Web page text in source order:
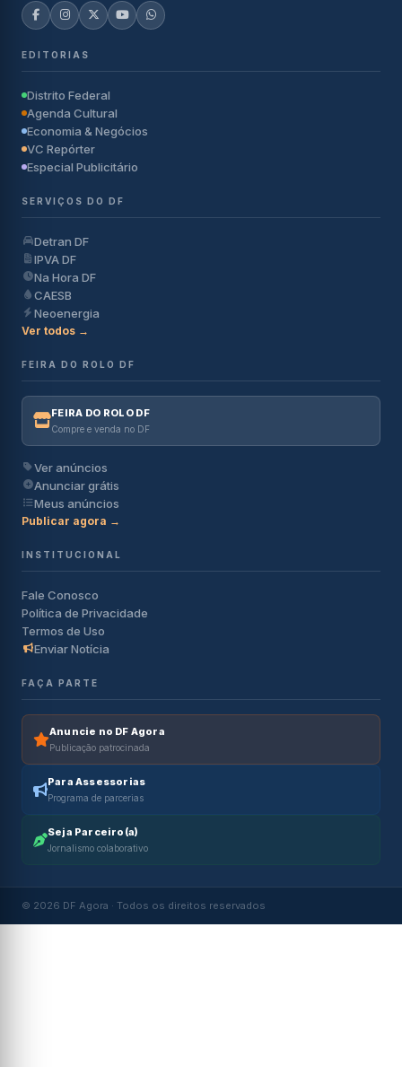
EDITORIAS
Distrito Federal
Agenda Cultural
Economia & Negócios
VC Repórter
Especial Publicitário
SERVIÇOS DO DF
Detran DF
IPVA DF
Na Hora DF
CAESB
Neoenergia
Ver todos →
FEIRA DO ROLO DF
FEIRA DO ROLO DF
Compre e venda no DF
Ver anúncios
Anunciar grátis
Meus anúncios
Publicar agora →
INSTITUCIONAL
Fale Conosco
Política de Privacidade
Termos de Uso
Enviar Notícia
FAÇA PARTE
Anuncie no DF Agora
Publicação patrocinada
Para Assessorias
Programa de parcerias
Seja Parceiro(a)
Jornalismo colaborativo
© 2026 DF Agora · Todos os direitos reservados